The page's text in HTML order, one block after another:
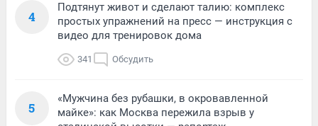
4
Подтянут живот и сделают талию: комплекс
простых упражнений на пресс — инструкция с
видео для тренировок дома
341 Обсудить
5
«Мужчина без рубашки, в окровавленной
майке»: как Москва пережила взрыв у